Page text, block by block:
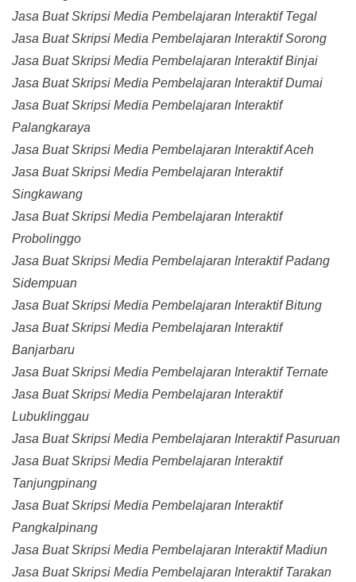
Jasa Buat Skripsi Media Pembelajaran Interaktif Tegal
Jasa Buat Skripsi Media Pembelajaran Interaktif Sorong
Jasa Buat Skripsi Media Pembelajaran Interaktif Binjai
Jasa Buat Skripsi Media Pembelajaran Interaktif Dumai
Jasa Buat Skripsi Media Pembelajaran Interaktif
Palangkaraya
Jasa Buat Skripsi Media Pembelajaran Interaktif Aceh
Jasa Buat Skripsi Media Pembelajaran Interaktif
Singkawang
Jasa Buat Skripsi Media Pembelajaran Interaktif
Probolinggo
Jasa Buat Skripsi Media Pembelajaran Interaktif Padang
Sidempuan
Jasa Buat Skripsi Media Pembelajaran Interaktif Bitung
Jasa Buat Skripsi Media Pembelajaran Interaktif
Banjarbaru
Jasa Buat Skripsi Media Pembelajaran Interaktif Ternate
Jasa Buat Skripsi Media Pembelajaran Interaktif
Lubuklinggau
Jasa Buat Skripsi Media Pembelajaran Interaktif Pasuruan
Jasa Buat Skripsi Media Pembelajaran Interaktif
Tanjungpinang
Jasa Buat Skripsi Media Pembelajaran Interaktif
Pangkalpinang
Jasa Buat Skripsi Media Pembelajaran Interaktif Madiun
Jasa Buat Skripsi Media Pembelajaran Interaktif Tarakan